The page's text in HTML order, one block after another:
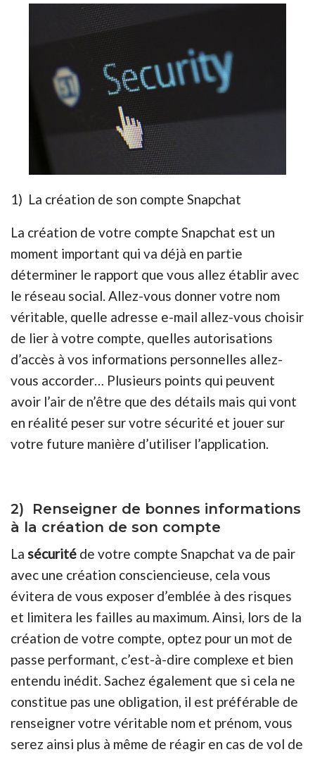
1) La création de son compte Snapchat
La création de votre compte Snapchat est un
moment important qui va déjà en partie
déterminer le rapport que vous allez établir avec
le réseau social. Allez-vous donner votre nom
véritable, quelle adresse e-mail allez-vous choisir
de lier à votre compte, quelles autorisations
d’accès à vos informations personnelles allez-
vous accorder… Plusieurs points qui peuvent
avoir l’air de n’être que des détails mais qui vont
en réalité peser sur votre sécurité et jouer sur
votre future manière d’utiliser l’application.
2) Renseigner de bonnes informations
à la création de son compte
La sécurité de votre compte Snapchat va de pair
avec une création consciencieuse, cela vous
évitera de vous exposer d’emblée à des risques
et limitera les failles au maximum. Ainsi, lors de la
création de votre compte, optez pour un mot de
passe performant, c’est-à-dire complexe et bien
entendu inédit. Sachez également que si cela ne
constitue pas une obligation, il est préférable de
renseigner votre véritable nom et prénom, vous
serez ainsi plus à même de réagir en cas de vol de